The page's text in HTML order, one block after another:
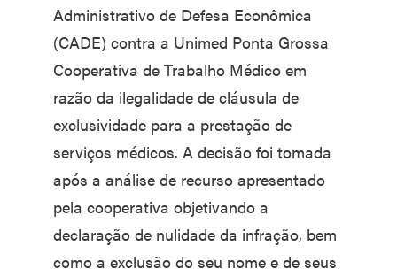
Administrativo de Defesa Econômica
(CADE) contra a Unimed Ponta Grossa
Cooperativa de Trabalho Médico em
razão da ilegalidade de cláusula de
exclusividade para a prestação de
serviços médicos. A decisão foi tomada
após a análise de recurso apresentado
pela cooperativa objetivando a
declaração de nulidade da infração, bem
como a exclusão do seu nome e de seus